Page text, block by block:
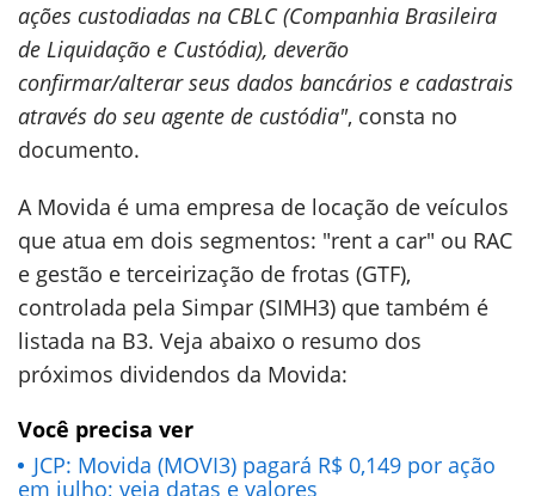
ações custodiadas na CBLC (Companhia Brasileira
de Liquidação e Custódia), deverão
confirmar/alterar seus dados bancários e cadastrais
através do seu agente de custódia", consta no
documento.
A Movida é uma empresa de locação de veículos
que atua em dois segmentos: "rent a car" ou RAC
e gestão e terceirização de frotas (GTF),
controlada pela Simpar (SIMH3) que também é
listada na B3. Veja abaixo o resumo dos
próximos dividendos da Movida:
Você precisa ver
JCP: Movida (MOVI3) pagará R$ 0,149 por ação
em julho; veja datas e valores